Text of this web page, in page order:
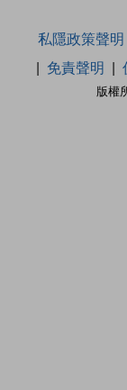
版權
私隱政策聲明
免責聲明